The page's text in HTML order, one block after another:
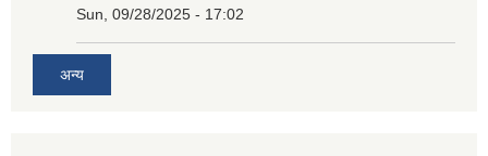
Sun, 09/28/2025 - 17:02
अन्य